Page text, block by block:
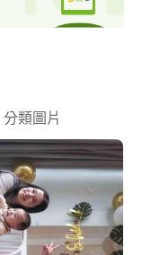
完整性，在拍攝鏡位
時攝影、空拍大合
不會被有顏色的干
拍攝影 ►Religious
performance
分類圖片